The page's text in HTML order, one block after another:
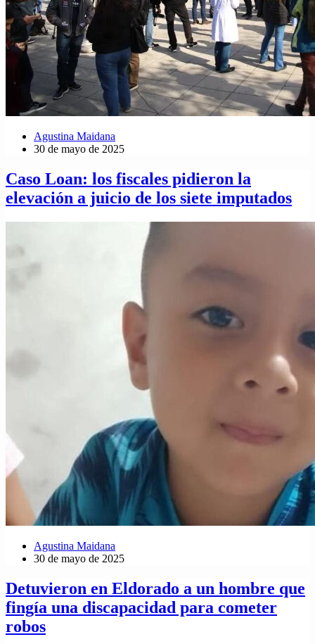
Agustina Maidana
30 de mayo de 2025
Caso Loan: los fiscales pidieron la
elevación a juicio de los siete imputados
Agustina Maidana
30 de mayo de 2025
Detuvieron en Eldorado a un hombre que
fingía una discapacidad para cometer
robos